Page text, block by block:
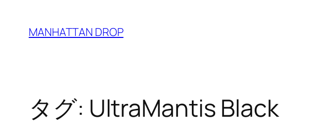
MANHATTAN DROP
タグ: UltraMantis Black